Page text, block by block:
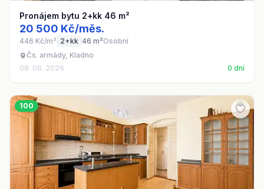
Pronájem bytu 2+kk 46 m²
20 500 Kč/měs.
446 Kč/m² 2+kk 46 m²Osobní
Čs. armády, Kladno
08. 08. 2026
0 dní
100